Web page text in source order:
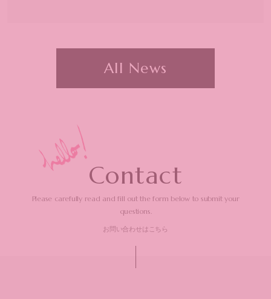
All News
Contact
Please carefully read and fill out the form below to submit your
questions.
お問い合わせはこちら